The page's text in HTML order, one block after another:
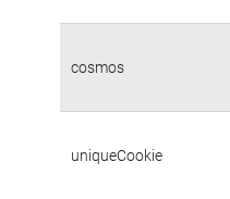
cosmos
uniqueCookie